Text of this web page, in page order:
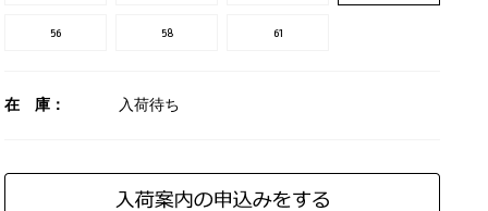
56 58 61
在 庫： 入荷待ち